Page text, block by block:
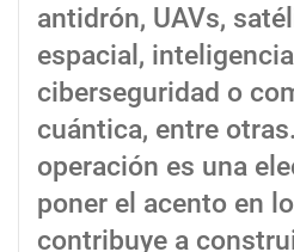
antidrón, UAVs,
espacial,
ciberseguridad o
cuántica, entre
operación es una
poner el acento en
contribuye a